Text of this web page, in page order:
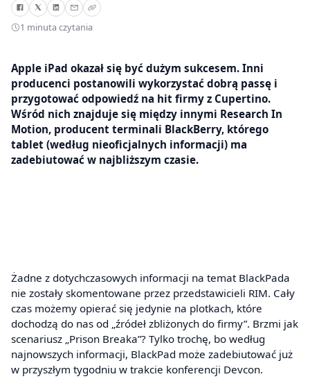
1 minuta czytania
Apple iPad okazał się być dużym sukcesem. Inni
producenci postanowili wykorzystać dobrą passę i
przygotować odpowiedź na hit firmy z Cupertino.
Wśród nich znajduje się między innymi Research In
Motion, producent terminali BlackBerry, którego
tablet (według nieoficjalnych informacji) ma
zadebiutować w najbliższym czasie.
Żadne z dotychczasowych informacji na temat BlackPada
nie zostały skomentowane przez przedstawicieli RIM. Cały
czas możemy opierać się jedynie na plotkach, które
dochodzą do nas od „źródeł zbliżonych do firmy”. Brzmi jak
scenariusz „Prison Breaka”? Tylko trochę, bo według
najnowszych informacji, BlackPad może zadebiutować już
w przyszłym tygodniu w trakcie konferencji Devcon.